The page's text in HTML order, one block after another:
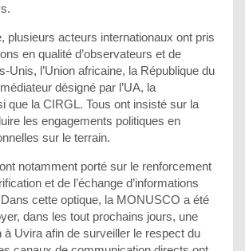
plusieurs acteurs internationaux ont pris
en qualité d’observateurs et de
Unis, l’Union africaine, la République du
désigné par l’UA, la
que la CIRGL. Tous ont insisté sur la
les engagements politiques en
sur le terrain.
notamment porté sur le renforcement
et de l’échange d’informations
cette optique, la MONUSCO a été
dans les tout prochains jours, une
à Uvira afin de surveiller le respect du